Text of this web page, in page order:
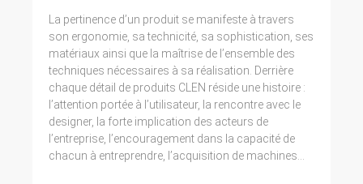
La pertinence d’un produit se manifeste à travers
son ergonomie, sa technicité, sa sophistication, ses
matériaux ainsi que la maîtrise de l’ensemble des
techniques nécessaires à sa réalisation. Derrière
chaque détail de produits CLEN réside une histoire :
l’attention portée à l’utilisateur, la rencontre avec le
designer, la forte implication des acteurs de
l’entreprise, l’encouragement dans la capacité de
chacun à entreprendre, l’acquisition de machines...